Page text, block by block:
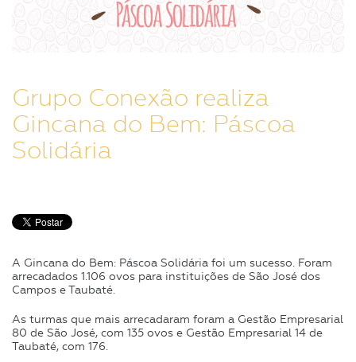
Grupo Conexão realiza
Gincana do Bem: Páscoa
Solidária
A Gincana do Bem: Páscoa Solidária foi um sucesso. Foram
arrecadados 1.106 ovos para instituições de São José dos
Campos e Taubaté.
As turmas que mais arrecadaram foram a Gestão Empresarial
80 de São José, com 135 ovos e Gestão Empresarial 14 de
Taubaté, com 176.